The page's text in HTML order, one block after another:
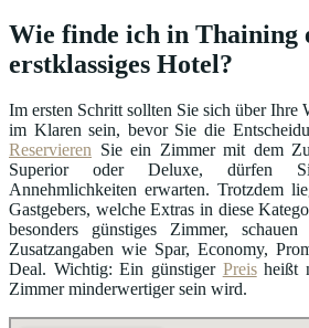
Wie finde ich in Thaining
erstklassiges Hotel?
Im ersten Schritt sollten Sie sich über Ihre
im Klaren sein, bevor Sie die
Reservieren Sie ein Zimmer mit dem
Superior oder Deluxe, dürfen
Annehmlichkeiten erwarten. Trotzdem
Gastgebers, welche Extras in diese
besonders günstiges Zimmer,
Zusatzangaben wie Spar, Economy,
Deal. Wichtig: Ein günstiger Preisheißt
Zimmer minderwertiger sein wird.